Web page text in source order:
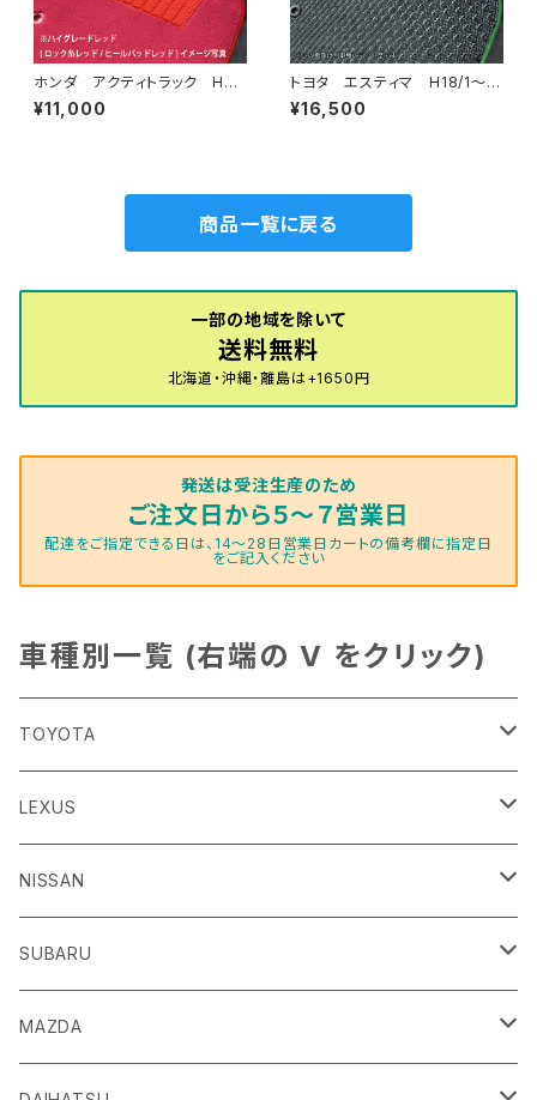
ホンダ アクティトラック H21/
12〜R3/4 HA8・HA9 フロ
アマット一式 カーマット ハイ
¥11,000
トヨタ エスティマ H18/1〜H
24/5（前期） 50系 フロアマ
ット一式 カーマット 防水 ラ
¥16,500
商品一覧に戻る
一部の地域を除いて
送料無料
北海道・沖縄・離島は+1650円
発送は受注生産のため
ご注文日から５～７営業日
配達をご指定できる日は、14～28日営業日カートの備考欄に指定日
をご記入ください
車種別一覧 (右端の V をクリック)
TOYOTA
86
H24/4～R3/8 ZN6
GR86
R3/10～ ZN8
ｂＢ
H17/12～H28/8 20系
ｂZ４X
R4/5~ XEAM10/11/15・YEAM15
LEXUS
ＣＴ
H23/1～R4/11
ＥＳ
H30/10～
ＧＳ
H24/1～R2/7
NISSAN
ＡＤ
H18/12～ Y12
ＧＴ－Ｒ
H19/12～ R35
SUBARU
ＢＲＺ
H24/3～R3/8 ZC6
MAZDA